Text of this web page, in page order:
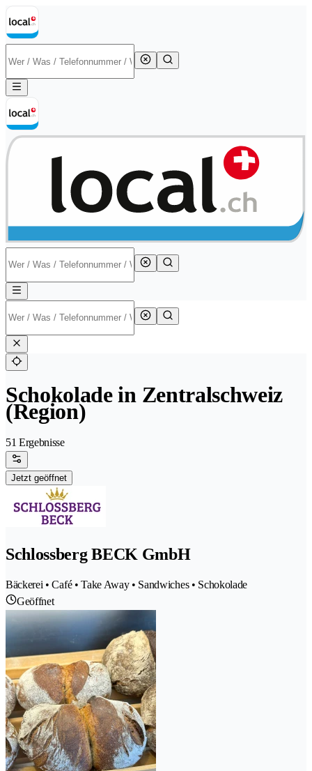
Schokolade in Zentralschweiz
(Region)
51 Ergebnisse
Jetzt geöffnet
Schlossberg BECK GmbH
Bäckerei • Café • Take Away • Sandwiches • Schokolade
Geöffnet